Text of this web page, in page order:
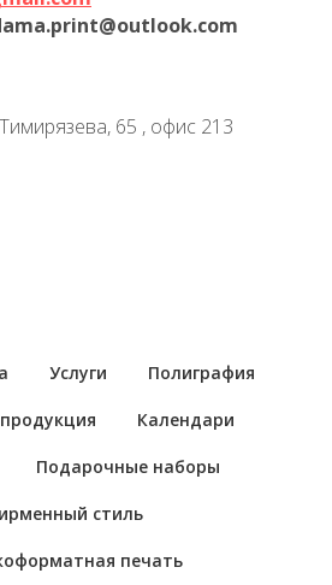
65 , офис 213
Услуги Полиграфия
Календари
Подарочные наборы
стиль
печать